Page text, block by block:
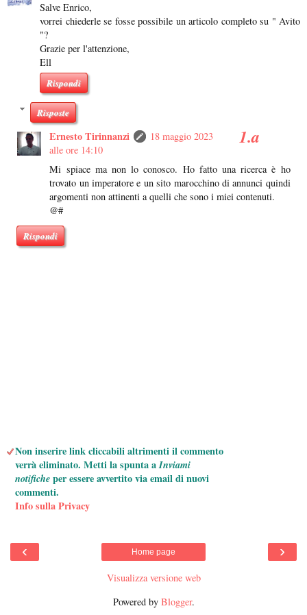
Salve Enrico,
vorrei chiederle se fosse possibile un articolo completo su " Avito
"?
Grazie per l'attenzione,
Ell
Rispondi
Risposte
Ernesto Tirinnanzi
18 maggio 2023
alle ore 14:10
Mi spiace ma non lo conosco. Ho fatto una ricerca è ho
trovato un imperatore e un sito marocchino di annunci quindi
argomenti non attinenti a quelli che sono i miei contenuti.
@#
Rispondi
Non inserire link cliccabili altrimenti il commento
verrà eliminato. Metti la spunta aInviami
notificheper essere avvertito via email di nuovi
commenti.
Info sulla Privacy
‹ ›
Home page
Visualizza versione web
Powered by Blogger.